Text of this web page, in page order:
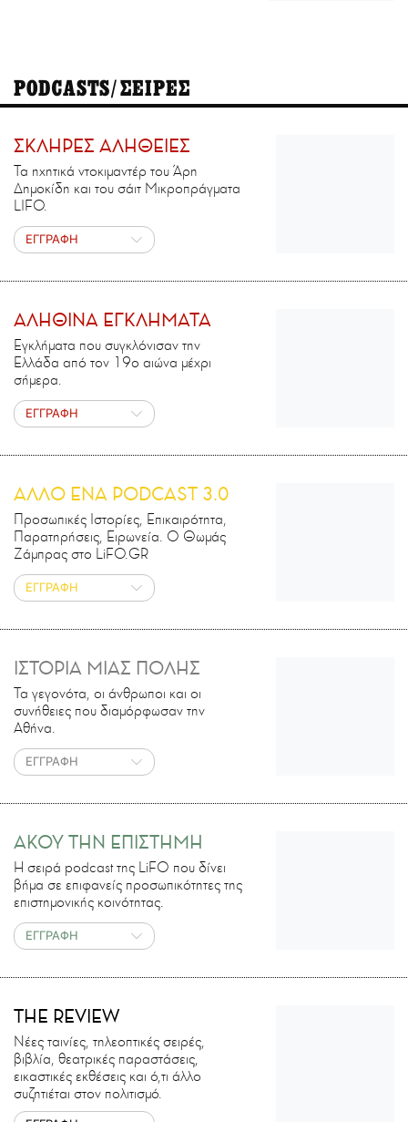
PODCASTS/ΣΕΙΡΕΣ
ΣΚΛΗΡΕΣ ΑΛΗΘΕΙΕΣ
Τα ηχητικά ντοκιμαντέρ του Άρη
Δημοκίδη και του σάιτ Μικροπράγματα
LIFO.
ΕΓΓΡΑΦΗ
ΑΛΗΘΙΝΑ ΕΓΚΛΗΜΑΤΑ
Εγκλήματα που συγκλόνισαν την
Ελλάδα από τον 19ο αιώνα μέχρι
σήμερα.
ΕΓΓΡΑΦΗ
ΑΛΛΟ ΕΝΑ PODCAST 3.0
Προσωπικές Ιστορίες, Επικαιρότητα,
Παρατηρήσεις, Ειρωνεία. Ο Θωμάς
Ζάμπρας στο LiFO.GR
ΕΓΓΡΑΦΗ
ΙΣΤΟΡΙΑ ΜΙΑΣ ΠΟΛΗΣ
Τα γεγονότα, οι άνθρωποι και οι
συνήθειες που διαμόρφωσαν την
Αθήνα.
ΕΓΓΡΑΦΗ
ΑΚΟΥ ΤΗΝ ΕΠΙΣΤΗΜΗ
H σειρά podcast της LiFO που δίνει
βήμα σε επιφανείς προσωπικότητες της
επιστημονικής κοινότητας.
ΕΓΓΡΑΦΗ
THE REVIEW
Νέες ταινίες, τηλεοπτικές σειρές,
βιβλία, θεατρικές παραστάσεις,
εικαστικές εκθέσεις και ό,τι άλλο
συζητιέται στον πολιτισμό.